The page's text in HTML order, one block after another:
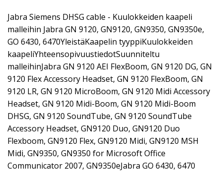
Jabra Siemens DHSG cable - Kuulokkeiden kaapeli
malleihin Jabra GN 9120, GN9120, GN9350, GN9350e,
GO 6430, 6470YleistäKaapelin tyyppiKuulokkeiden
kaapeliYhteensopivuustiedotSuunniteltu
malleihinJabra GN 9120 AEI FlexBoom, GN 9120 DG, GN
9120 Flex Accessory Headset, GN 9120 FlexBoom, GN
9120 LR, GN 9120 MicroBoom, GN 9120 Midi Accessory
Headset, GN 9120 Midi-Boom, GN 9120 Midi-Boom
DHSG, GN 9120 SoundTube, GN 9120 SoundTube
Accessory Headset, GN9120 Duo, GN9120 Duo
Flexboom, GN9120 Flex, GN9120 Midi, GN9120 MSH
Midi, GN9350, GN9350 for Microsoft Office
Communicator 2007, GN9350eJabra GO 6430, 6470